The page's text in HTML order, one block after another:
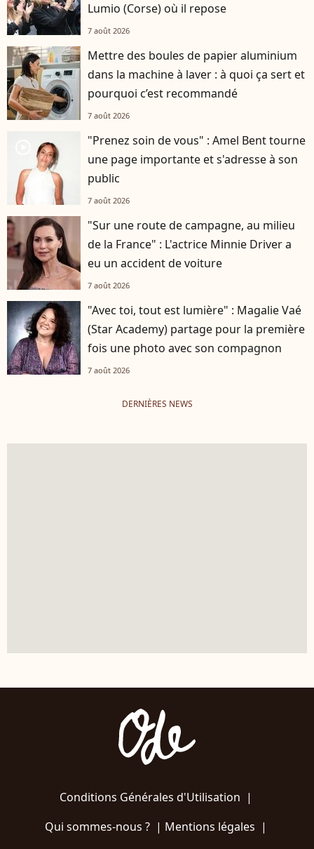
Lumio (Corse) où il repose
7 août 2026
Mettre des boules de papier aluminium
dans la machine à laver : à quoi ça sert et
pourquoi c’est recommandé
7 août 2026
"Prenez soin de vous" : Amel Bent tourne
une page importante et s'adresse à son
public
7 août 2026
"Sur une route de campagne, au milieu
de la France" : L'actrice Minnie Driver a
eu un accident de voiture
7 août 2026
"Avec toi, tout est lumière" : Magalie Vaé
(Star Academy) partage pour la première
fois une photo avec son compagnon
7 août 2026
DERNIÈRES NEWS
Conditions Générales d'Utilisation |
Qui sommes-nous ?| Mentions légales |